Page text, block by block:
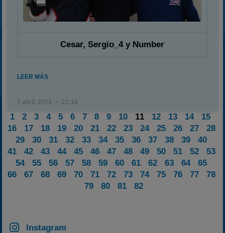
Cesar, Sergio_4 y Number
LEER MÁS
7 abril, 2013 21:10
1 2 3 4 5 6 7 8 9 10 11 12 13 14
15
16
17 18 19 20 21 22 23 24 25 26 27
28
29
30 31 32 33 34 35 36 37 38 39
40
41
42 43 44 45 46 47 48 49 50 51 52
53
54
55 56 57 58 59 60 61 62 63 64
65
66
67 68 69 70 71 72 73 74 75 76 77
78
79
80 81 82
Instagram